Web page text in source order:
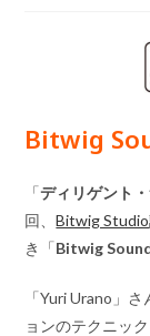
Bitwig
「ディリゲント
回、Bitwig Studio
き「Bitwig
「Yuri Urano」
ョンのテクニッ